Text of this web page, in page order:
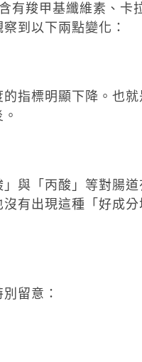
有羧甲基纖維素、卡
到以下兩點變化：
指標明顯下降。也
與「丙酸」等對腸
有出現這種「好成
留意：